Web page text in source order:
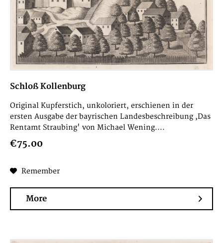
Schloß Kollenburg
Original Kupferstich, unkoloriert, erschienen in der
ersten Ausgabe der bayrischen Landesbeschreibung ,Das
Rentamt Straubing' von Michael Wening....
€75.00
Remember
More